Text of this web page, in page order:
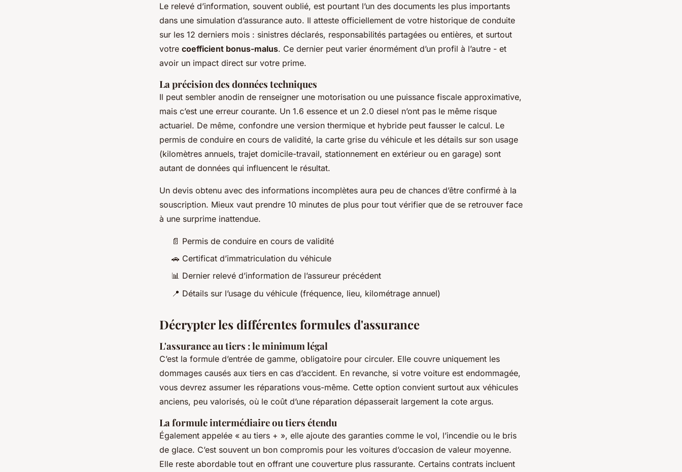
Le relevé d’information, souvent oublié, est pourtant l’un des documents les plus importants
dans une simulation d’assurance auto. Il atteste officiellement de votre historique de conduite
sur les 12 derniers mois : sinistres déclarés, responsabilités partagées ou entières, et surtout
votre coefficient bonus-malus. Ce dernier peut varier énormément d’un profil à l’autre - et
avoir un impact direct sur votre prime.
La précision des données techniques
Il peut sembler anodin de renseigner une motorisation ou une puissance fiscale approximative,
mais c’est une erreur courante. Un 1.6 essence et un 2.0 diesel n’ont pas le même risque
actuariel. De même, confondre une version thermique et hybride peut fausser le calcul. Le
permis de conduire en cours de validité, la carte grise du véhicule et les détails sur son usage
(kilomètres annuels, trajet domicile-travail, stationnement en extérieur ou en garage) sont
autant de données qui influencent le résultat.
Un devis obtenu avec des informations incomplètes aura peu de chances d’être confirmé à la
souscription. Mieux vaut prendre 10 minutes de plus pour tout vérifier que de se retrouver face
à une surprime inattendue.
📄 Permis de conduire en cours de validité
🚗 Certificat d’immatriculation du véhicule
📊 Dernier relevé d’information de l’assureur précédent
📍 Détails sur l’usage du véhicule (fréquence, lieu, kilométrage annuel)
Décrypter les différentes formules d'assurance
L'assurance au tiers : le minimum légal
C’est la formule d’entrée de gamme, obligatoire pour circuler. Elle couvre uniquement les
dommages causés aux tiers en cas d’accident. En revanche, si votre voiture est endommagée,
vous devrez assumer les réparations vous-même. Cette option convient surtout aux véhicules
anciens, peu valorisés, où le coût d’une réparation dépasserait largement la cote argus.
La formule intermédiaire ou tiers étendu
Également appelée « au tiers + », elle ajoute des garanties comme le vol, l’incendie ou le bris
de glace. C’est souvent un bon compromis pour les voitures d’occasion de valeur moyenne.
Elle reste abordable tout en offrant une couverture plus rassurante. Certains contrats incluent